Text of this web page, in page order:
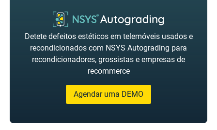
Detete defeitos estéticos em telemóveis usados e
recondicionados com NSYS Autograding para
recondicionadores, grossistas e empresas de
recommerce
Agendar uma DEMO